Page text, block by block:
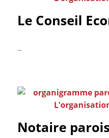
Le Conseil
...
Notaire